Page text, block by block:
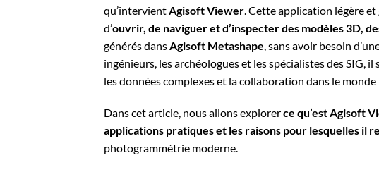
qu’intervient Agisoft Viewer . Cette application légère
d’ouvrir, de naviguer et d’inspecter des modèles 3D,
générés dans Agisoft Metashape , sans avoir besoin
ingénieurs, les archéologues et les spécialistes des SIG,
les données complexes et la collaboration dans le monde
Dans cet article, nous allons explorerce qu’est Agisoft
applications pratiques et les raisons pour lesquelles il
photogrammétrie moderne.